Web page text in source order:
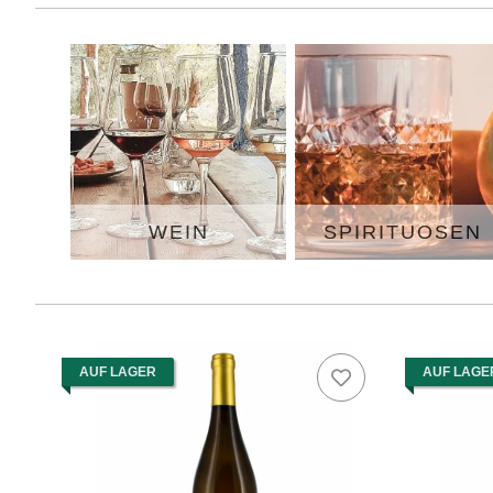
WEIN SPIRITUOSEN
AUF LAGER AUF